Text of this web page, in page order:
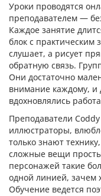
Уроки проводятся
преподавателем —
Каждое занятие
блок с практическим
слушает, а рисует
обратную связь.
Они достаточно
внимание каждому, и
вдохновлялись
Преподаватели
иллюстраторы,
только знают
сложные вещи
персонажей такие
одной линией, зачем
Обучение ведется